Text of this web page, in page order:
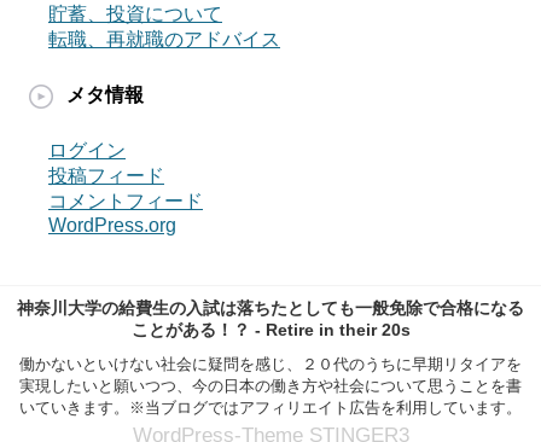
貯蓄、投資について
転職、再就職のアドバイス
メタ情報
ログイン
投稿フィード
コメントフィード
WordPress.org
神奈川大学の給費生の入試は落ちたとしても一般免除で合格になる
ことがある！？ - Retire in their 20s
働かないといけない社会に疑問を感じ、２０代のうちに早期リタイアを
実現したいと願いつつ、今の日本の働き方や社会について思うことを書
いていきます。※当ブログではアフィリエイト広告を利用しています。
WordPress-Theme STINGER3